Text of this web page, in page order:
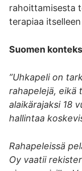
rahoittamisesta
terapiaa
Suomen
”Uhkapeli on
rahapelejä, eikä
alaikärajaksi 18
hallintaa
Rahapeleissä
Oy vaatii